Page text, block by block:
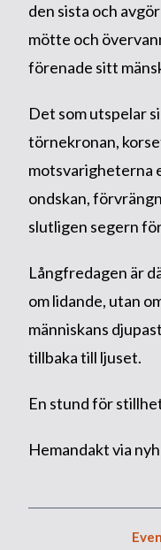
den sista och
mötte och
förenade sitt
Det som utspelar
törnekronan,
motsvarigheterna
ondskan,
slutligen segern
Långfredagen är
om lidande, utan
människans
tillbaka till ljuset.
En stund för
Hemandakt via